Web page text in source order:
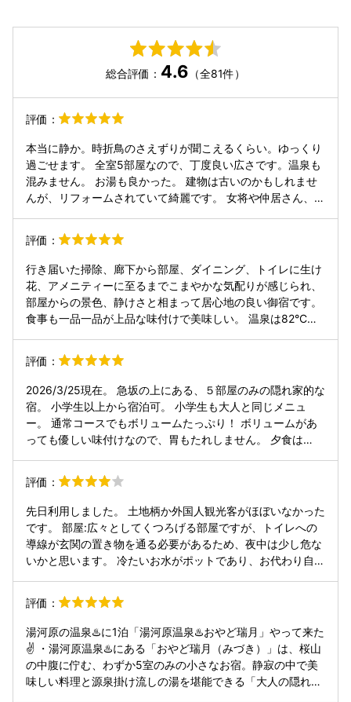
総合評価： 4.6 （全81件）
評価：
本当に静か。時折鳥のさえずりが聞こえるくらい。ゆっくり
過ごせます。 全室5部屋なので、丁度良い広さです。温泉も
混みません。 お湯も良かった。 建物は古いのかもしれませ
んが、リフォームされていて綺麗です。 女将や仲居さん、料
を感じました。 強いて言うならば、敷布団がペタンコで、宿
のレベルに合わないな〜と思いました。枕は高さが変えられ
て良かった。 ぜひ、また泊まりたいです。
評価：
行き届いた掃除、廊下から部屋、ダイニング、トイレに生け
花、アメニティーに至るまでこまやかな気配りが感じられ、
部屋からの景色、静けさと相まって居心地の良い御宿です。
食事も一品一品が上品な味付けで美味しい。 温泉は82°C程
が出来る。 湯河原に来たらここです。 また、掃除担当の方
にちょっとお願いしたことが、すぐに女将にも伝わってい
て、宿のマネージメントも行き届いて感心しました。
評価：
2026/3/25現在。 急坂の上にある、５部屋のみの隠れ家的な
宿。 小学生以上から宿泊可。 小学生も大人と同じメニュ
ー。 通常コースでもボリュームたっぷり！ ボリュームがあ
っても優しい味付けなので、胃もたれしません。 夕食は
08:00か08:30からで、ダイニングのみ。 サービスも丁寧
で、至れり尽くせりです。 どの従業員さんも優しいです。
忘れ物を早急に対応して下さり、ありがとうございました。
助かりました。 送迎対応は無し。 タクシーで約10分くらい
です。 タクシーの運転士さんも「ｽﾞｲｹﾞﾂさんね。」と、把握
してました。 温泉はこじんまりとしていますが、露天風呂も
あり。 貸し切りはありませんが、足の不自由な方などには相
です。 温泉は時間が経っても湯冷めせず、いつまでも身体が
チェックアウトは10:30なので、たくさん温泉に入れます。
湯河原の宿の中でも、やや高めの値段ですが、静かにのんび
りして過ごしたい時にはオススメの宿です。
評価：
先日利用しました。 土地柄か外国人観光客がほぼいなかった
です。 部屋:広々としてくつろげる部屋ですが、トイレへの
導線が玄関の置き物を通る必要があるため、夜中は少し危な
いかと思います。 冷たいお水がポットであり、お代わり自由
から離れていることもあり、ずっととても静かでした。 食
事:手の込んだお夕食、朝食でした。 ただ、夕食は共通の出
汁の味が強く、食材、料理が違っても同じ味になってしまっ
てました。 朝食は頭から食べれる鯵の干物が脂がのっていて
大変美味しかったです。また、朝からお刺身がいただけるの
にも驚きました。 風呂:内湯と露天風呂のみですが、十分気
持よく入れます。 露天風呂は久しぶりに景色が見やすい座り
評価：
湯河原の温泉♨️に1泊「湯河原温泉♨️おやど瑞月」やって来た
✌️ ・湯河原温泉♨️にある「おやど瑞月（みづき）」は、桜山
の中腹に佇む、わずか5室のみの小さなお宿。静寂の中で美
味しい料理と源泉掛け流しの湯を堪能できる「大人の隠れ